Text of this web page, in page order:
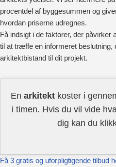
procentdel af byggesummen og
hvordan priserne udregnes.
Få indsigt i de faktorer, der
til at træffe en informeret beslutning,
arkitektbistand til dit projekt.
En arkitekt koster i
i timen. Hvis du vil vide
dig kan du
Få 3 gratis og uforpligtigende tilbud